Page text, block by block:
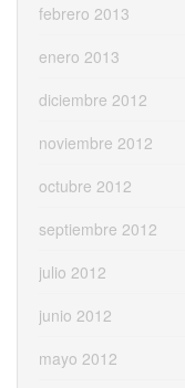
febrero 2013
enero 2013
diciembre 2012
noviembre 2012
octubre 2012
septiembre 2012
julio 2012
junio 2012
mayo 2012